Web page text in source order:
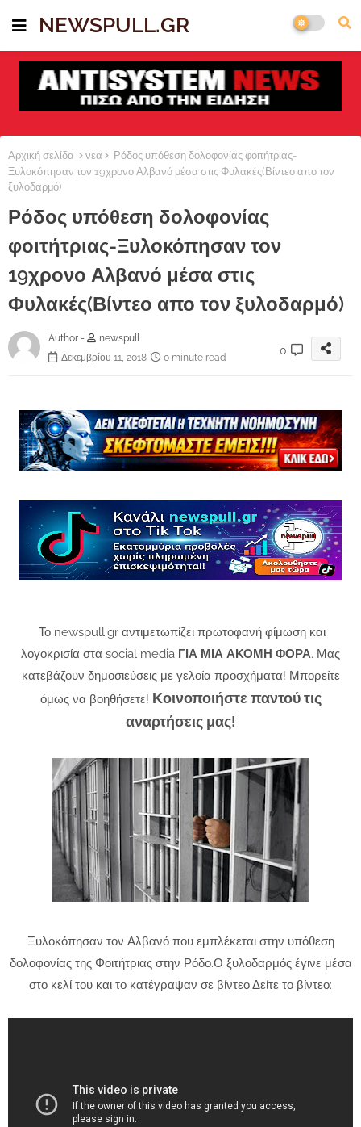
NEWSPULL.GR
Αρχική σελίδα νεα
Ρόδος υπόθεση δολοφονίας φοιτήτριας-
Ξυλοκόπησαν τον 19χρονο Αλβανό μέσα στις Φυλακές(Βίντεο απο τον
ξυλοδαρμό)
Ρόδος υπόθεση δολοφονίας
φοιτήτριας-Ξυλοκόπησαν τον
19χρονο Αλβανό μέσα στις
Φυλακές(Βίντεο απο τον ξυλοδαρμό)
Author -
newspull
Δεκεμβρίου 11, 2018
0 minute read
0
Το newspull.gr αντιμετωπίζει πρωτοφανή φίμωση και
λογοκρισία στα social media ΓΙΑ ΜΙΑ ΑΚΟΜΗ ΦΟΡΑ. Μας
κατεβάζουν δημοσιεύσεις με γελοία προσχήματα! Μπορείτε
όμως να βοηθήσετε! Κοινοποιήστε παντού τις
αναρτήσεις μας!
Ξυλοκόπησαν τον Αλβανό που εμπλέκεται στην υπόθεση
δολοφονίας της Φοιτήτριας στην Ρόδο.Ο ξυλοδαρμός έγινε μέσα
στο κελί του και το κατέγραψαν σε βίντεο.Δείτε το βίντεο: